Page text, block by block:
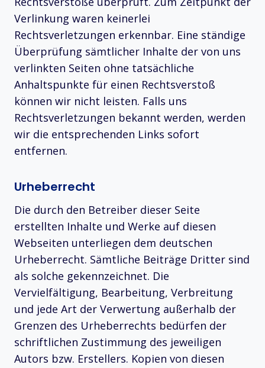
Verlinkung waren keinerlei
Rechtsverletzungen erkennbar. Eine ständige
Überprüfung sämtlicher Inhalte der von uns
verlinkten Seiten ohne tatsächliche
Anhaltspunkte für einen Rechtsverstoß
können wir nicht leisten. Falls uns
Rechtsverletzungen bekannt werden, werden
wir die entsprechenden Links sofort
entfernen.
Urheberrecht
Die durch den Betreiber dieser Seite
erstellten Inhalte und Werke auf diesen
Webseiten unterliegen dem deutschen
Urheberrecht. Sämtliche Beiträge Dritter sind
als solche gekennzeichnet. Die
Vervielfältigung, Bearbeitung, Verbreitung
und jede Art der Verwertung außerhalb der
Grenzen des Urheberrechts bedürfen der
schriftlichen Zustimmung des jeweiligen
Autors bzw. Erstellers. Kopien von diesen